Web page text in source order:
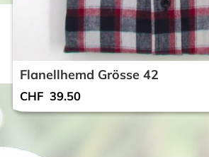
Flanellhemd Grösse 42
CHF 39.50